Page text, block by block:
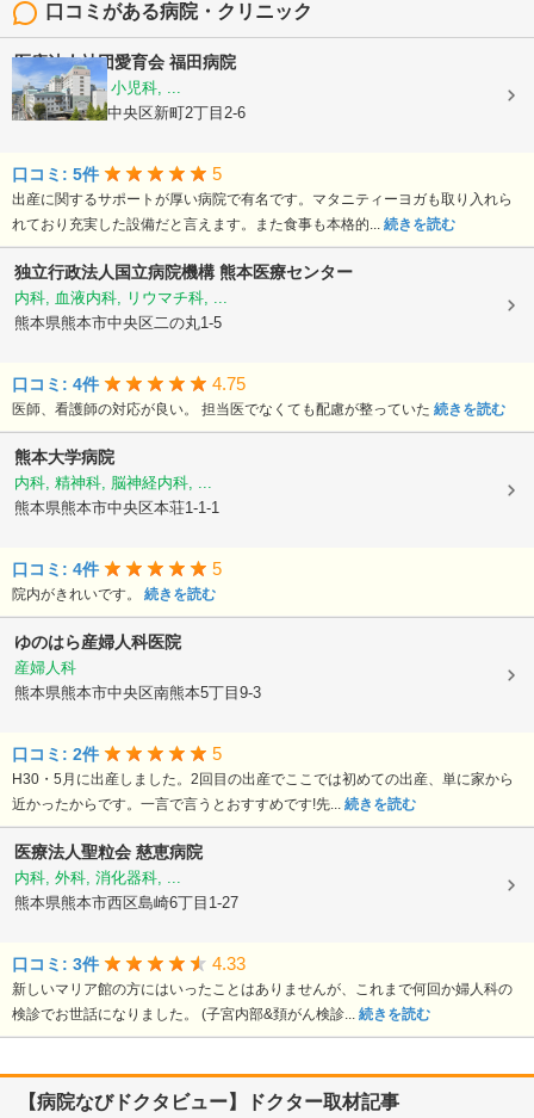
口コミがある病院・クリニック
医療法人社団愛育会 福田病院
産科, 婦人科, 小児科, ...
熊本県熊本市中央区新町2丁目2-6
口コミ: 5件 5
出産に関するサポートが厚い病院で有名です。マタニティーヨガも取り入れら
れており充実した設備だと言えます。また食事も本格的... 続きを読む
独立行政法人国立病院機構熊本医療センター
内科, 血液内科, リウマチ科, ...
熊本県熊本市中央区二の丸1-5
口コミ: 4件 4.75
医師、看護師の対応が良い。 担当医でなくても配慮が整っていた 続きを読む
熊本大学病院
内科, 精神科, 脳神経内科, ...
熊本県熊本市中央区本荘1-1-1
口コミ: 4件 5
院内がきれいです。 続きを読む
ゆのはら産婦人科医院
産婦人科
熊本県熊本市中央区南熊本5丁目9-3
口コミ: 2件 5
H30・5月に出産しました。2回目の出産でここでは初めての出産、単に家から
近かったからです。一言で言うとおすすめです!先... 続きを読む
医療法人聖粒会 慈恵病院
内科, 外科, 消化器科, ...
熊本県熊本市西区島崎6丁目1-27
口コミ: 3件 4.33
新しいマリア館の方にはいったことはありませんが、これまで何回か婦人科の
検診でお世話になりました。 (子宮内部&頚がん検診... 続きを読む
【病院なびドクタビュー】ドクター取材記事